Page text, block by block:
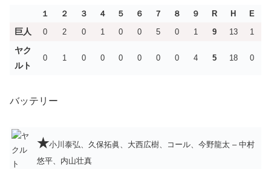
１ ２ ３ ４ ５ ６ ７ ８ ９ R H E
巨人 0 2 0 1 0 0 5 0 1 9 13 1
ヤク
ルト
0 1 0 0 0 0 0 0 4 5 18 0
バッテリー
★小川泰弘、久保拓眞、大西広樹、コール、今野龍太 – 中村
悠平、内山壮真